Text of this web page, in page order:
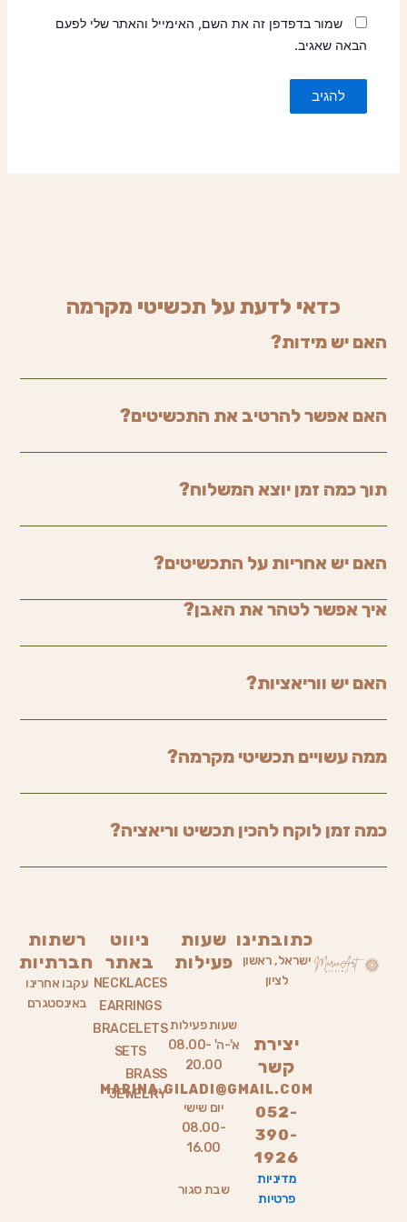
שמור בדפדפן זה את השם, האימייל והאתר שלי לפעם
הבאה שאגיב.
כדאי לדעת על תכשיטי מקרמה
האם יש מידות?
האם אפשר להרטיב את התכשיטים?
תוך כמה זמן יוצא המשלוח?
האם יש אחריות על התכשיטים?
איך אפשר לטהר את האבן?
האם יש ווריאציות?
ממה עשויים תכשיטי מקרמה?
כמה זמן לוקח להכין תכשיט וריאציה?
כתובתינו
ישראל, ראשון
לציון
יצירת
קשר
MARINA.GILADI@GMAIL.COM
052-
390-
1926
מדיניות
פרטיות
שעות
פעילות
שעות פעילות
א'-ה' 08.00-
20.00
יום שישי
08.00-
16.00
שבת סגור
ניווט
באתר
NECKLACES
EARRINGS
BRACELETS
SETS
BRASS
JEWELRY
רשתות
חברתיות
עקבו אחרינו
באינסטגרם